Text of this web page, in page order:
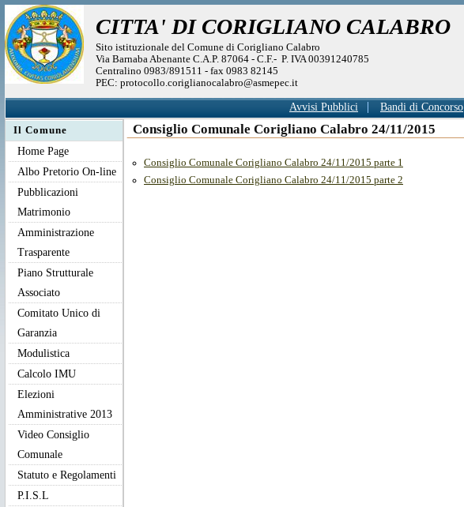
CITTA' DI CORIGLIANO CALABRO
Sito istituzionale del Comune di Corigliano Calabro
Via Barnaba Abenante C.A.P. 87064 - C.F.- P. IVA 00391240785
Centralino 0983/891511 - fax 0983 82145
PEC: protocollo.coriglianocalabro@asmepec.it
Avvisi Pubblici Bandi di Concorso
Consiglio Comunale Corigliano Calabro 24/11/2015
Consiglio Comunale Corigliano Calabro 24/11/2015 parte 1
Consiglio Comunale Corigliano Calabro 24/11/2015 parte 2
Il Comune
Home Page
Albo Pretorio On-line
Pubblicazioni
Matrimonio
Amministrazione
Trasparente
Piano Strutturale
Associato
Comitato Unico di
Garanzia
Modulistica
Calcolo IMU
Elezioni
Amministrative 2013
Video Consiglio
Comunale
Statuto e Regolamenti
P.I.S.L